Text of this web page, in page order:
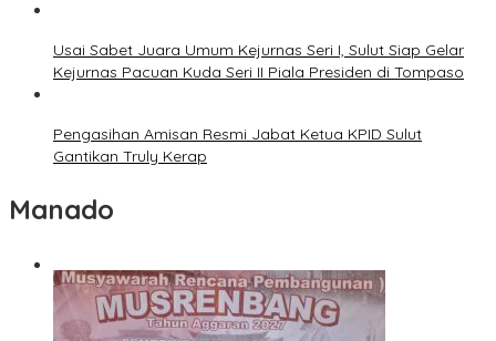
Usai Sabet Juara Umum Kejurnas Seri I, Sulut Siap Gelar
Kejurnas Pacuan Kuda Seri II Piala Presiden di Tompaso
Pengasihan Amisan Resmi Jabat Ketua KPID Sulut
Gantikan Truly Kerap
Manado